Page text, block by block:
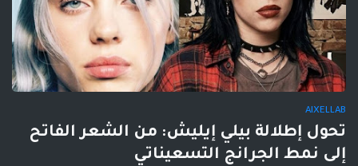
AIXELLAB
تحول إطلالة بيلي إيليش: من الشعر الفاتح
إلى نمط الجرانج التسعيناتي